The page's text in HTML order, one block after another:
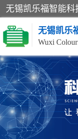
无锡凯乐
齿轮泵
风冷式油冷却器
液压马达